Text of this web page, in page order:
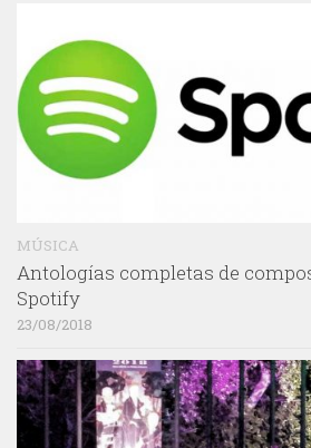
MÚSICA
Antologías completas de
Spotify
23/08/2018